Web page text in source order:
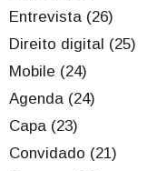
Entrevista (26)
Direito digital (25)
Mobile (24)
Agenda (24)
Capa (23)
Convidado (21)